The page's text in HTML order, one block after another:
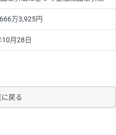
万3,925円
月28日
戻る